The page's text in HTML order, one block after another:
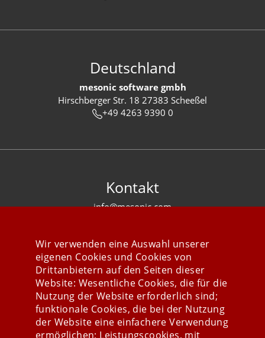
Deutschland
mesonic software gmbh
Hirschberger Str. 18 27383 Scheeßel
+49 4263 9390 0
Kontakt
info@mesonic.com
Stay connected
Wir verwenden eine Auswahl unserer
eigenen Cookies und Cookies von
Drittanbietern auf den Seiten dieser
Website: Wesentliche Cookies, die für die
Nutzung der Website erforderlich sind;
funktionale Cookies, die bei der Nutzung
der Website eine einfachere Verwendung
ermöglichen; Leistungscookies, mit